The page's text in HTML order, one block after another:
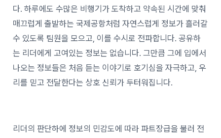
다. 하루에도 수많은 비행기가 도착하고 약속된 시간에 맞춰
매끄럽게 출발하는 국제공항처럼 자연스럽게 정보가 흘러갈
수 있도록 팀원을 모으고, 이를 수시로 전파합니다. 공유하
는 리더에게 고여있는 정보는 없습니다. 그만큼 그에 입에서
나오는 정보들은 처음 듣는 이야기로 호기심을 자극하고, 우
리를 믿고 전달한다는 상호 신뢰가 두터워집니다.
리더의 판단하에 정보의 민감도에 따라 파트장급을 불러 전